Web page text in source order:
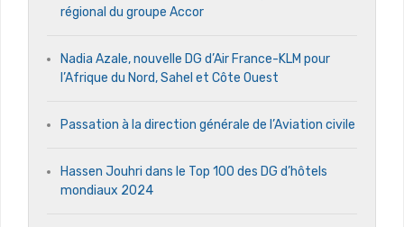
régional du groupe Accor
Nadia Azale, nouvelle DG d’Air France-KLM pour
l’Afrique du Nord, Sahel et Côte Ouest
Passation à la direction générale de l’Aviation civile
Hassen Jouhri dans le Top 100 des DG d’hôtels
mondiaux 2024